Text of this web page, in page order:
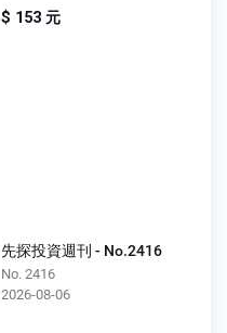
$ 153 元
先探投資週刊 - No.2416
No. 2416
2026-08-06